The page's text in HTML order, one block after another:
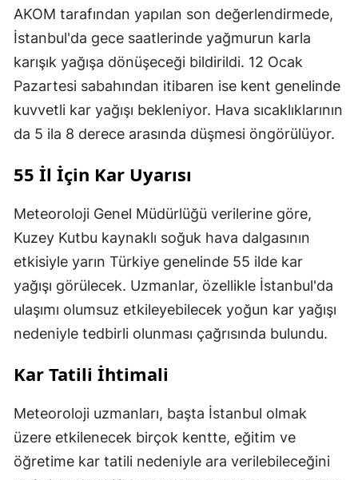
AKOM tarafından yapılan son değerlendirmede,
İstanbul'da gece saatlerinde yağmurun karla
karışık yağışa dönüşeceği bildirildi. 12 Ocak
Pazartesi sabahından itibaren ise kent genelinde
kuvvetli kar yağışı bekleniyor. Hava sıcaklıklarının
da 5 ila 8 derece arasında düşmesi öngörülüyor.
55 İl İçin Kar Uyarısı
Meteoroloji Genel Müdürlüğü verilerine göre,
Kuzey Kutbu kaynaklı soğuk hava dalgasının
etkisiyle yarın Türkiye genelinde 55 ilde kar
yağışı görülecek. Uzmanlar, özellikle İstanbul'da
ulaşımı olumsuz etkileyebilecek yoğun kar yağışı
nedeniyle tedbirli olunması çağrısında bulundu.
Kar Tatili İhtimali
Meteoroloji uzmanları, başta İstanbul olmak
üzere etkilenecek birçok kentte, eğitim ve
öğretime kar tatili nedeniyle ara verilebileceğini